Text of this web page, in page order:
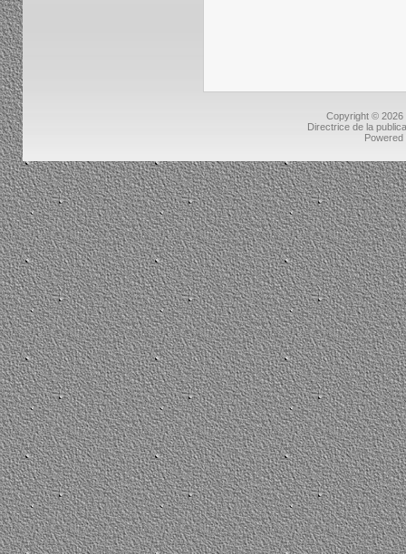
Copyright © 2026
Directrice de la